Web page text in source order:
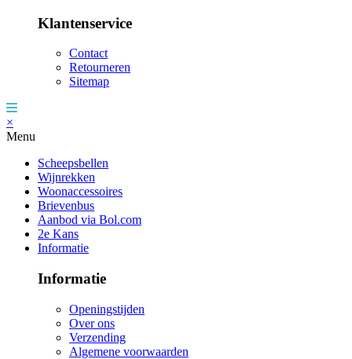
Klantenservice
Contact
Retourneren
Sitemap
×
Menu
Scheepsbellen
Wijnrekken
Woonaccessoires
Brievenbus
Aanbod via Bol.com
2e Kans
Informatie
Informatie
Openingstijden
Over ons
Verzending
Algemene voorwaarden